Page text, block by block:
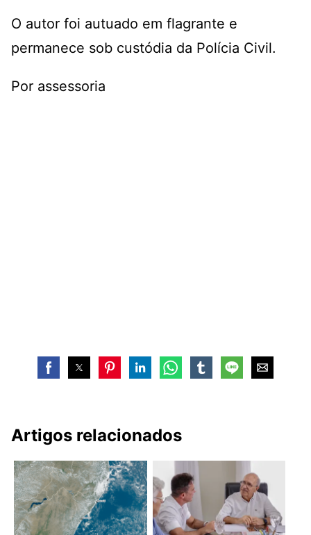
O autor foi autuado em flagrante e
permanece sob custódia da Polícia Civil.
Por assessoria
Artigos relacionados